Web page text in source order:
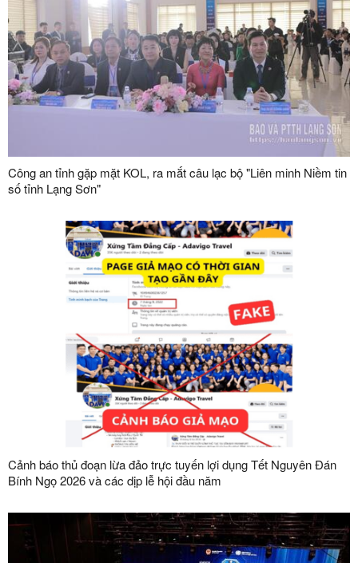
Công an tỉnh gặp mặt KOL, ra mắt câu lạc bộ "Liên minh Niềm tin
số tỉnh Lạng Sơn"
Cảnh báo thủ đoạn lừa đảo trực tuyến lợi dụng Tết Nguyên Đán
Bính Ngọ 2026 và các dịp lễ hội đầu năm